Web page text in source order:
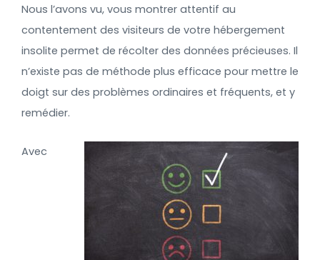
Nous l’avons vu, vous montrer attentif au
contentement des visiteurs de votre hébergement
insolite permet de récolter des données précieuses. Il
n’existe pas de méthode plus efficace pour mettre le
doigt sur des problèmes ordinaires et fréquents, et y
remédier.
Avec